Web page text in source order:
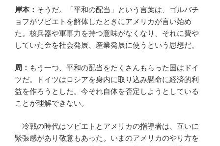
岸本： そうだ。「平和の配当」という言葉は、ゴルバチ
ョフがソビエトを解体したときにアメリカが言い始め
た。核兵器や軍事力を持つ意味がなくなり、それに費や
していた金を社会発展、産業発展に使うという思想だ。
周： もう一つ、平和の配当をたくさんもらった国はドイ
ツだ。ドイツはロシアを身内に取り込み懸命に経済的利
益を作ろうとした。今それ自体を否定しようとしている
ことが理解できない。
冷戦の時代はソビエトとアメリカの指導者は、互いに
緊張感があり敬意もあった。いまのアメリカのやり方を